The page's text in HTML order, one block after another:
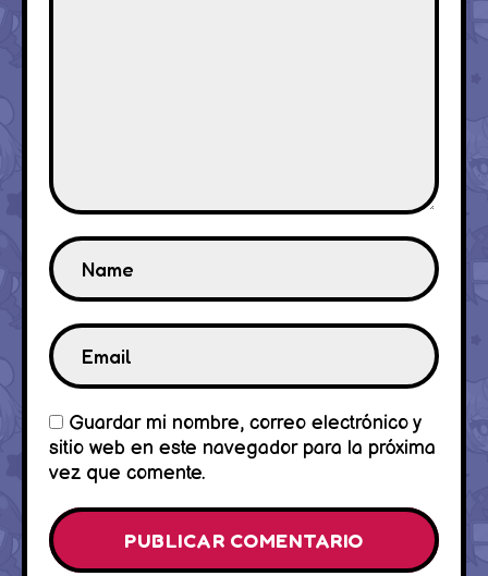
Guardar mi nombre, correo electrónico y
sitio web en este navegador para la próxima
vez que comente.